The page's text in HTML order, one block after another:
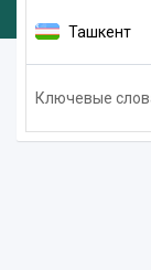
Ташкент